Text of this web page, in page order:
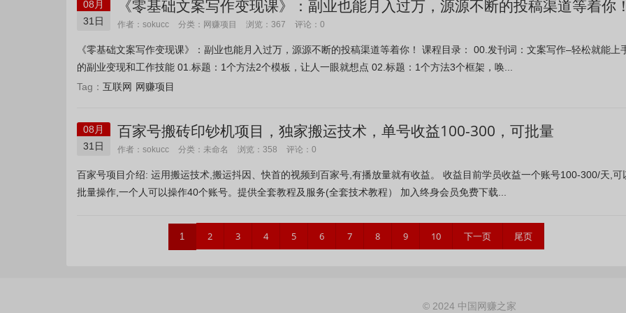
08月
31日
《零基础文案写作变现课》：副业也能月入过万，源源不断的投稿渠道等着你！
作者：sokucc 分类： 网赚项目 浏览：367 评论：0
《零基础文案写作变现课》：副业也能月入过万，源源不断的投稿渠道等着你！ 课程目录： 00.发刊词：文案写作–轻松就能上
的副业变现和工作技能 01.标题：1个方法2个模板，让人一眼就想点 02.标题：1个方法3个框架，唤...
Tag： 互联网 网赚项目
08月
31日
百家号搬砖印钞机项目，独家搬运技术，单号收益100-300，可批量
作者：sokucc 分类： 未命名 浏览：358 评论：0
百家号项目介绍: 运用搬运技术,搬运抖因、快首的视频到百家号,有播放量就有收益。 收益目前学员收益一个账号100-300/天,可
批量操作,一个人可以操作40个账号。提供全套教程及服务(全套技术教程） 加入终身会员免费下载...
1 2 3 4 5 6 7 8 9 10 下一页 尾页
© 2024 中国网赚之家